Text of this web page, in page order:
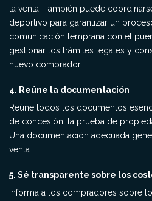
la venta. También puede
deportivo para garantizar un
comunicación temprana con el
gestionar los trámites legales y
nuevo comprador.
4. Reúne la documentación
Reúne todos los documentos
de concesión, la prueba de
Una documentación adecuada
venta.
5. Sé transparente sobre los
Informa a los compradores sobre